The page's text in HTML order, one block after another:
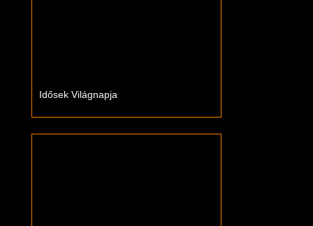
Idősek Világnapja